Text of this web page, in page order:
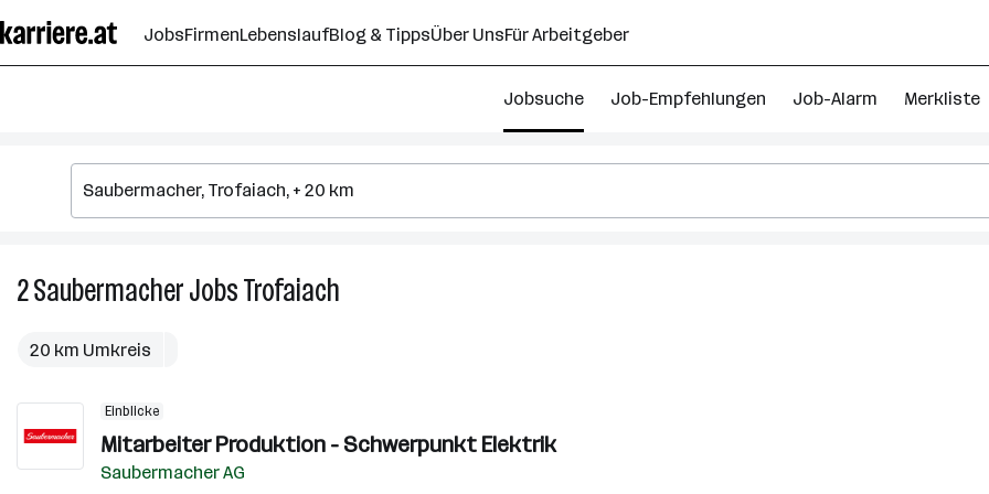
Seiteninhalt
springen
JobsFirmenLebenslaufBlog & TippsÜber UnsFür Arbeitgeber
Jobsuche Job-Empfehlungen Job-Alarm Merkliste
2SaubermacherJobsTrofaiach
20 km Umkreis
Einblicke
Mitarbeiter Produktion - Schwerpunkt Elektrik
Saubermacher AG